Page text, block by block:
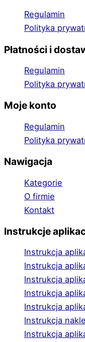
Regulamin
Polityka
Płatności i
Regulamin
Polityka
Moje konto
Regulamin
Polityka
Nawigacja
Kategorie
O firmie
Kontakt
Instrukcje
Instrukcja
Instrukcja
Instrukcja
Instrukcja
Instrukcja
Instrukcja
Instrukcja